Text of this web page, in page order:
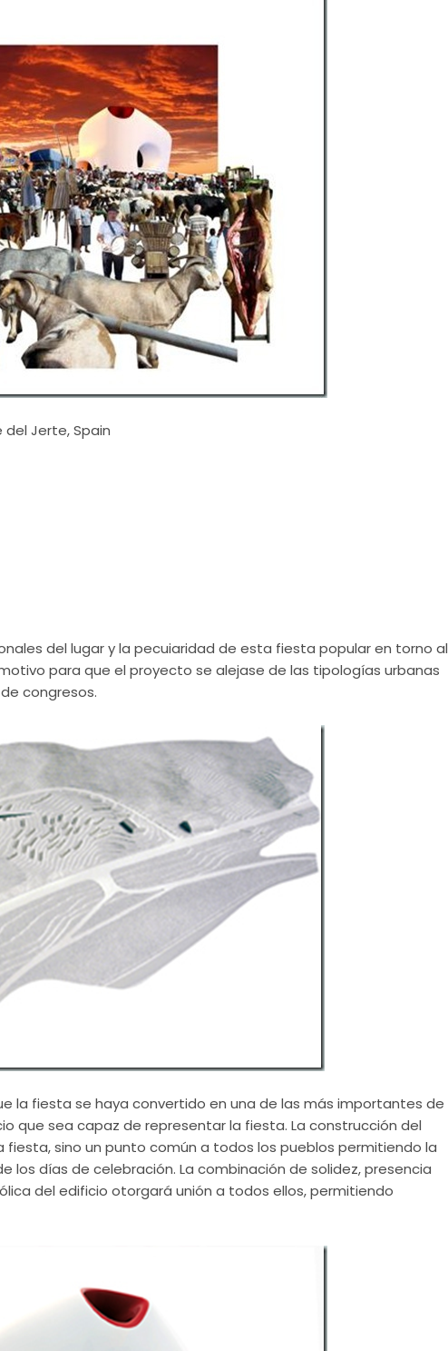
del Jerte, Spain
del lugar y la pecuiaridad de esta fiesta popular en torno al
para que el proyecto se alejase de las tipologías urbanas
congresos.
la fiesta se haya convertido en una de las más importantes de
que sea capaz de representar la fiesta. La construcción del
sino un punto común a todos los pueblos permitiendo la
los días de celebración. La combinación de solidez, presencia
del edificio otorgará unión a todos ellos, permitiendo